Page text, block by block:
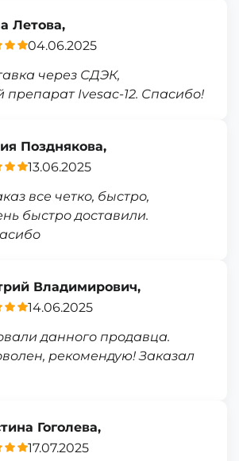
Летова,
04.06.2025
через СДЭК,
Ivesac-12. Спасибо!
Позднякова,
13.06.2025
все четко, быстро,
быстро доставили.
Владимирович,
14.06.2025
данного продавца.
рекомендую! Заказал
Гоголева,
17.07.2025